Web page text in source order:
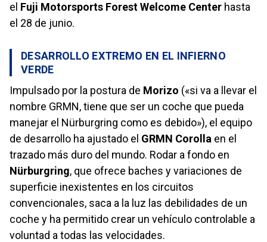
el Fuji Motorsports Forest Welcome Center hasta
el 28 de junio.
DESARROLLO EXTREMO EN EL INFIERNO
VERDE
Impulsado por la postura de Morizo («si va a llevar el
nombre GRMN, tiene que ser un coche que pueda
manejar el Nürburgring como es debido»), el equipo
de desarrollo ha ajustado el GRMN Corolla en el
trazado más duro del mundo. Rodar a fondo en
Nürburgring, que ofrece baches y variaciones de
superficie inexistentes en los circuitos
convencionales, saca a la luz las debilidades de un
coche y ha permitido crear un vehículo controlable a
voluntad a todas las velocidades.